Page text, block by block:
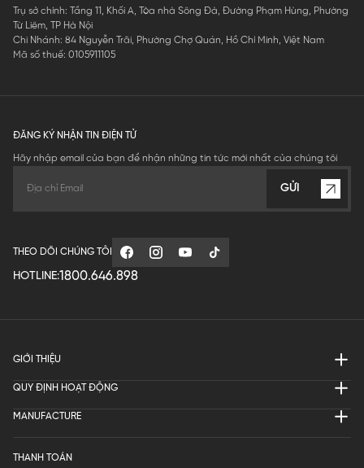
Trụ sở chính: Tầng 11, Khối A, Tòa nhà Sông Đà, Đường Phạm Hùng, Phường
Từ Liêm, TP Hà Nội
Chi Nhánh: 84 Nguyễn Trãi, Phường Chợ Quán, Hồ Chí Minh, Việt Nam
Mã số thuế: 0105911105
ĐĂNG KÝ NHẬN TIN ĐIỆN TỬ
Hãy nhập email của bạn để nhận những tin tức mới nhất của chúng tôi
GỬI
THEO DÕI CHÚNG TÔI
HOTLINE:1800.646.898
GIỚI THIỆU
QUY ĐỊNH HOẠT ĐỘNG
MANUFACTURE
THANH TOÁN